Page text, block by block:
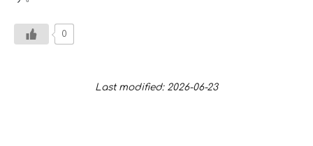
0
Last modified: 2026-06-23